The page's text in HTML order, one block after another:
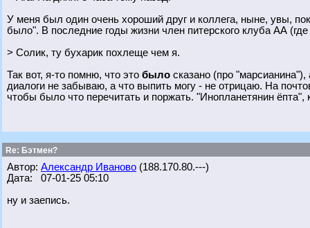
У меня был один очень хороший друг и коллега, ныне, увы,
было". В последние годы жизни член питерского клуба АА
> Солик, ту бухарик похлеще чем я.
Так вот, я-то помню, что это было сказано (про "марсианина"),
диалоги не забываю, а что выпить могу - не отрицаю. На
чтобы было что перечитать и поржать. "Инопланетянин ёпта",
Re: Бэтмен?
Автор: Александр Иваново (188.170.80.---)
Дата: 07-01-25 05:10
ну и заепись.